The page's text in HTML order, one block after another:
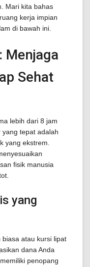
Mari kita bahas
kerja impian
di bawah ini.
Menjaga
Sehat
lebih dari 8 jam
tepat adalah
yang ekstrem.
fisik manusia
yang
atau kursi lipat
dana Anda
penopang